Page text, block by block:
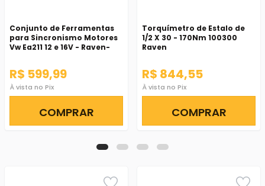
Conjunto de Ferramentas
para Sincronismo Motores
Vw Ea211 12 e 16V - Raven-
R$ 599,99
À vista no Pix
COMPRAR
Torquímetro de Estalo de
1/2 X 30 - 170Nm 100300
Raven
R$ 844,55
À vista no Pix
COMPRAR